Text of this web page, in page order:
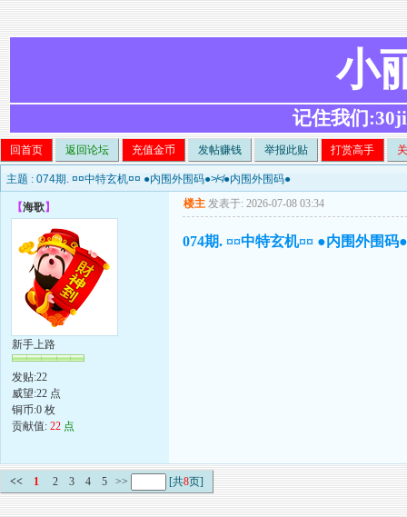
小
记住我们
回首页 返回论坛 充值金币 发帖赚钱 举报此贴 打赏高手
主题 : 074期. ¤¤中特玄机¤¤ ●内围外围码●≯≮●内围外围码●
【海歌】
新手上路
发贴:22
威望:22 点
铜币:0 枚
贡献值: 22 点
楼主 发表于: 2026-07-08 03:34
074期. ¤¤中特玄机¤¤ ●内围外围
<< 1 2 3 4 5 >> [共8页]